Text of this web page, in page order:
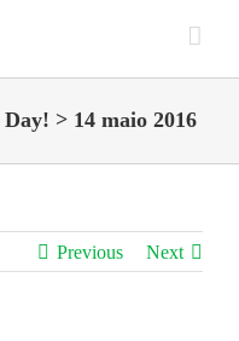
> 14 maio 2016
Previous Next